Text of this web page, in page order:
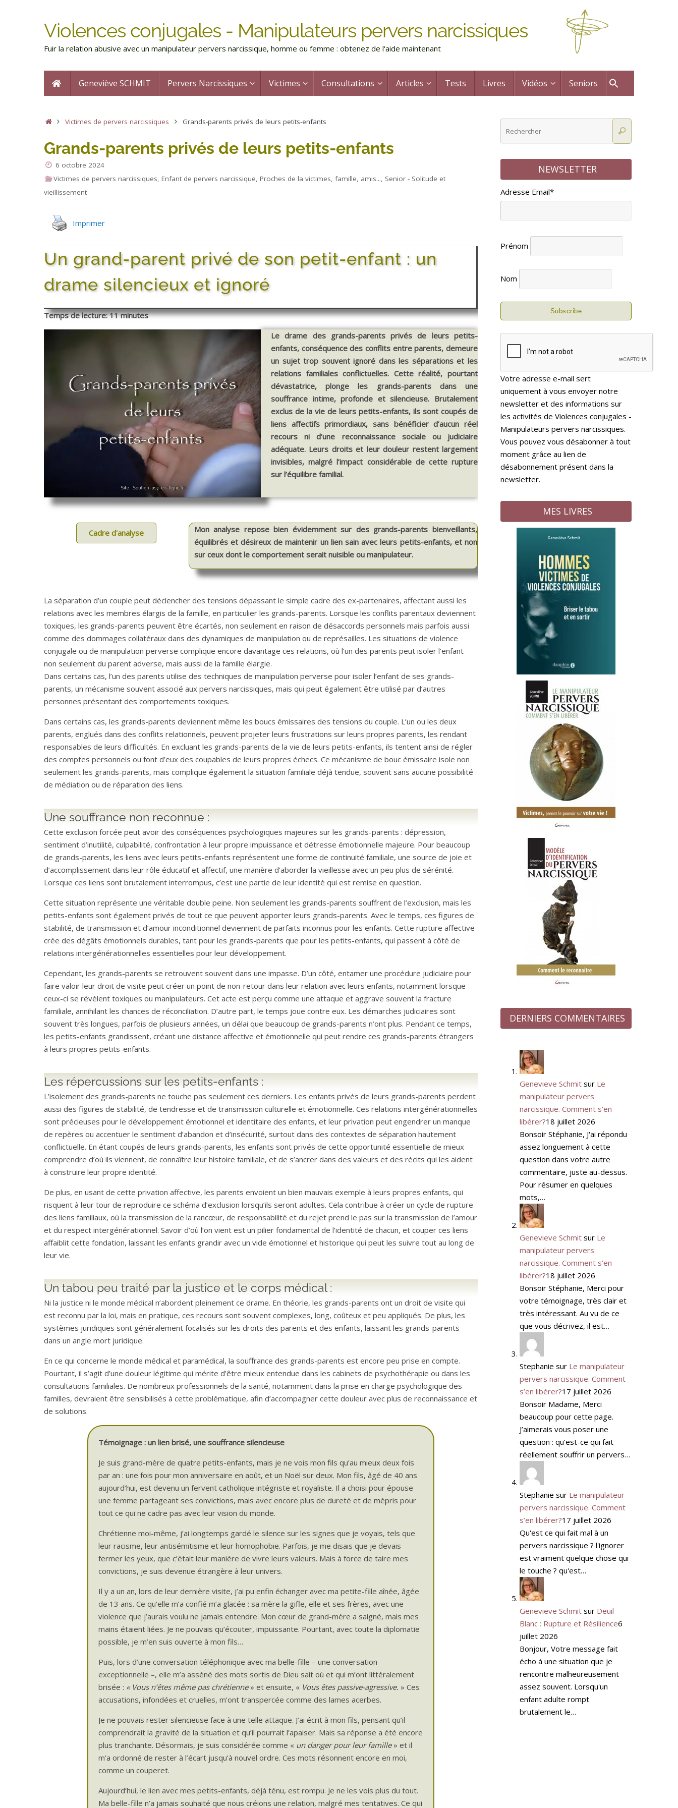
Violences conjugales - Manipulateurs pervers narcissiques
Fuir la relation abusive avec un manipulateur pervers narcissique, homme ou femme : obtenez de l'aide maintenant
Geneviève SCHMIT Pervers Narcissiques Victimes Consultations Articles Tests Livres Vidéos Seniors
Victimes de pervers narcissiques Grands-parents privés de leurs petits-enfants
Grands-parents privés de leurs petits-enfants
6 octobre 2024
Victimes de pervers narcissiques ,Enfant de pervers narcissique ,Proches de la victimes, famille, amis... Senior - Solitude et
vieillissement
Imprimer
Un grand-parent privé de son petit-enfant : un
drame silencieux et ignoré
Temps de lecture: 11 minutes
Le drame des grands-parents privés de leurs petits-
enfants, conséquence des conflits entre parents, demeure
un sujet trop souvent ignoré dans les séparations et les
relations familiales conflictuelles. Cette réalité, pourtant
dévastatrice, plonge les grands-parents dans une
souffrance intime, profonde et silencieuse. Brutalement
exclus de la vie de leurs petits-enfants, ils sont coupés de
liens affectifs primordiaux, sans bénéficier d’aucun réel
recours ni d’une reconnaissance sociale ou judiciaire
adéquate. Leurs droits et leur douleur restent largement
invisibles, malgré l’impact considérable de cette rupture
sur l’équilibre familial.
Cadre d'analyse
Mon analyse repose bien évidemment sur des grands-parents bienveillants,
équilibrés et désireux de maintenir un lien sain avec leurs petits-enfants, et non
sur ceux dont le comportement serait nuisible ou manipulateur.
La séparation d’un couple peut déclencher des tensions dépassant le simple cadre des ex-partenaires, affectant aussi les
relations avec les membres élargis de la famille, en particulier les grands-parents. Lorsque les conflits parentaux deviennent
toxiques, les grands-parents peuvent être écartés, non seulement en raison de désaccords personnels mais parfois aussi
comme des dommages collatéraux dans des dynamiques de manipulation ou de représailles. Les situations de violence
conjugale ou de manipulation perverse complique encore davantage ces relations, où l’un des parents peut isoler l’enfant
non seulement du parent adverse, mais aussi de la famille élargie.
Dans certains cas, l’un des parents utilise des techniques de manipulation perverse pour isoler l’enfant de ses grands-
parents, un mécanisme souvent associé aux pervers narcissiques, mais qui peut également être utilisé par d’autres
personnes présentant des comportements toxiques.
Dans certains cas, les grands-parents deviennent même les boucs émissaires des tensions du couple. L’un ou les deux
parents, englués dans des conflits relationnels, peuvent projeter leurs frustrations sur leurs propres parents, les rendant
responsables de leurs difficultés. En excluant les grands-parents de la vie de leurs petits-enfants, ils tentent ainsi de régler
des comptes personnels ou font d’eux des coupables de leurs propres échecs. Ce mécanisme de bouc émissaire isole non
seulement les grands-parents, mais complique également la situation familiale déjà tendue, souvent sans aucune possibilité
de médiation ou de réparation des liens.
Une souffrance non reconnue :
Cette exclusion forcée peut avoir des conséquences psychologiques majeures sur les grands-parents : dépression,
sentiment d’inutilité, culpabilité, confrontation à leur propre impuissance et détresse émotionnelle majeure. Pour beaucoup
de grands-parents, les liens avec leurs petits-enfants représentent une forme de continuité familiale, une source de joie et
d’accomplissement dans leur rôle éducatif et affectif, une manière d’aborder la vieillesse avec un peu plus de sérénité.
Lorsque ces liens sont brutalement interrompus, c’est une partie de leur identité qui est remise en question.
Cette situation représente une véritable double peine. Non seulement les grands-parents souffrent de l’exclusion, mais les
petits-enfants sont également privés de tout ce que peuvent apporter leurs grands-parents. Avec le temps, ces figures de
stabilité, de transmission et d’amour inconditionnel deviennent de parfaits inconnus pour les enfants. Cette rupture affective
crée des dégâts émotionnels durables, tant pour les grands-parents que pour les petits-enfants, qui passent à côté de
relations intergénérationnelles essentielles pour leur développement.
Cependant, les grands-parents se retrouvent souvent dans une impasse. D’un côté, entamer une procédure judiciaire pour
faire valoir leur droit de visite peut créer un point de non-retour dans leur relation avec leurs enfants, notamment lorsque
ceux-ci se révèlent toxiques ou manipulateurs. Cet acte est perçu comme une attaque et aggrave souvent la fracture
familiale, annihilant les chances de réconciliation. D’autre part, le temps joue contre eux. Les démarches judiciaires sont
souvent très longues, parfois de plusieurs années, un délai que beaucoup de grands-parents n’ont plus. Pendant ce temps,
les petits-enfants grandissent, créant une distance affective et émotionnelle qui peut rendre ces grands-parents étrangers
à leurs propres petits-enfants.
Les répercussions sur les petits-enfants :
L’isolement des grands-parents ne touche pas seulement ces derniers. Les enfants privés de leurs grands-parents perdent
aussi des figures de stabilité, de tendresse et de transmission culturelle et émotionnelle. Ces relations intergénérationnelles
sont précieuses pour le développement émotionnel et identitaire des enfants, et leur privation peut engendrer un manque
de repères ou accentuer le sentiment d’abandon et d’insécurité, surtout dans des contextes de séparation hautement
conflictuelle. En étant coupés de leurs grands-parents, les enfants sont privés de cette opportunité essentielle de mieux
comprendre d’où ils viennent, de connaître leur histoire familiale, et de s’ancrer dans des valeurs et des récits qui les aident
à construire leur propre identité.
De plus, en usant de cette privation affective, les parents envoient un bien mauvais exemple à leurs propres enfants, qui
risquent à leur tour de reproduire ce schéma d’exclusion lorsqu’ils seront adultes. Cela contribue à créer un cycle de rupture
des liens familiaux, où la transmission de la rancœur, de responsabilité et du rejet prend le pas sur la transmission de l’amour
et du respect intergénérationnel. Savoir d’où l’on vient est un pilier fondamental de l’identité de chacun, et couper ces liens
affaiblit cette fondation, laissant les enfants grandir avec un vide émotionnel et historique qui peut les suivre tout au long de
leur vie.
Un tabou peu traité par la justice et le corps médical :
Ni la justice ni le monde médical n’abordent pleinement ce drame. En théorie, les grands-parents ont un droit de visite qui
est reconnu par la loi, mais en pratique, ces recours sont souvent complexes, long, coûteux et peu appliqués. De plus, les
systèmes juridiques sont généralement focalisés sur les droits des parents et des enfants, laissant les grands-parents
dans un angle mort juridique.
En ce qui concerne le monde médical et paramédical, la souffrance des grands-parents est encore peu prise en compte.
Pourtant, il s’agit d’une douleur légitime qui mérite d’être mieux entendue dans les cabinets de psychothérapie ou dans les
consultations familiales. De nombreux professionnels de la santé, notamment dans la prise en charge psychologique des
familles, devraient être sensibilisés à cette problématique, afin d’accompagner cette douleur avec plus de reconnaissance et
de solutions.
Témoignage : un lien brisé, une souffrance silencieuse
Je suis grand-mère de quatre petits-enfants, mais je ne vois mon fils qu’au mieux deux fois
par an : une fois pour mon anniversaire en août, et un Noël sur deux. Mon fils, âgé de 40 ans
aujourd’hui, est devenu un fervent catholique intégriste et royaliste. Il a choisi pour épouse
une femme partageant ses convictions, mais avec encore plus de dureté et de mépris pour
tout ce qui ne cadre pas avec leur vision du monde.
Chrétienne moi-même, j’ai longtemps gardé le silence sur les signes que je voyais, tels que
leur racisme, leur antisémitisme et leur homophobie. Parfois, je me disais que je devais
fermer les yeux, que c’était leur manière de vivre leurs valeurs. Mais à force de taire mes
convictions, je suis devenue étrangère à leur univers.
Il y a un an, lors de leur dernière visite, j’ai pu enfin échanger avec ma petite-fille aînée, âgée
de 13 ans. Ce qu’elle m’a confié m’a glacée : sa mère la gifle, elle et ses frères, avec une
violence que j’aurais voulu ne jamais entendre. Mon cœur de grand-mère a saigné, mais mes
mains étaient liées. Je ne pouvais qu’écouter, impuissante. Pourtant, avec toute la diplomatie
possible, je m’en suis ouverte à mon fils…
Puis, lors d’une conversation téléphonique avec ma belle-fille – une conversation
exceptionnelle –, elle m’a asséné des mots sortis de Dieu sait où et qui m’ont littéralement
brisée : « Vous n’êtes même pas chrétienne» et ensuite, « Vous êtes passive-agressive. » Ces
accusations, infondées et cruelles, m’ont transpercée comme des lames acerbes.
Je ne pouvais rester silencieuse face à une telle attaque. J’ai écrit à mon fils, pensant qu’il
comprendrait la gravité de la situation et qu’il pourrait l’apaiser. Mais sa réponse a été encore
plus tranchante. Désormais, je suis considérée comme « un danger pour leur famille» et il
m’a ordonné de rester à l’écart jusqu’à nouvel ordre. Ces mots résonnent encore en moi,
comme un couperet.
Aujourd’hui, le lien avec mes petits-enfants, déjà ténu, est rompu. Je ne les vois plus du tout.
Ma belle-fille n’a jamais souhaité que nous créions une relation, malgré mes tentatives. Ce qui
NEWSLETTER
Adresse Email*
Prénom
Nom
Votre adresse e-mail sert
uniquement à vous envoyer notre
newsletter et des informations sur
les activités de Violences conjugales -
Manipulateurs pervers narcissiques.
Vous pouvez vous désabonner à tout
moment grâce au lien de
désabonnement présent dans la
newsletter.
MES LIVRES
DERNIERS COMMENTAIRES
Genevieve Schmitsur Le
manipulateur pervers
narcissique. Comment s’en
libérer?18 juillet 2026
Bonsoir Stéphanie, J'ai répondu
assez longuement à cette
question dans votre autre
commentaire, juste au-dessus.
Pour résumer en quelques
mots,…
Genevieve Schmitsur Le
manipulateur pervers
narcissique. Comment s’en
libérer?18 juillet 2026
Bonsoir Stéphanie, Merci pour
votre témoignage, très clair et
très intéressant. Au vu de ce
que vous décrivez, il est…
Stephanie sur Le manipulateur
pervers narcissique. Comment
s’en libérer?17 juillet 2026
Bonsoir Madame, Merci
beaucoup pour cette page.
J’aimerais vous poser une
question : qu’est-ce qui fait
réellement souffrir un pervers…
Stephanie sur Le manipulateur
pervers narcissique. Comment
s’en libérer?17 juillet 2026
Qu'est ce qui fait mal à un
pervers narcissique ? l'ignorer
est vraiment quelque chose qui
le touche ? qu'est…
Genevieve Schmitsur Deuil
Blanc : Rupture et Résilience6
juillet 2026
Bonjour, Votre message fait
écho à une situation que je
rencontre malheureusement
assez souvent. Lorsqu'un
enfant adulte rompt
brutalement le…